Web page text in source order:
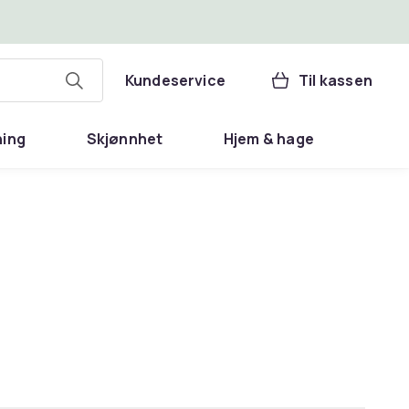
Kundeservice Til kassen
Skjønnhet Hjem & hage